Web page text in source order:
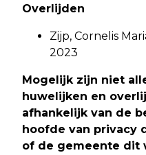
Overlijden
Zijp, Cornelis
2023
Mogelijk zijn niet
huwelijken en
afhankelijk van de
hoofde van privacy
of de gemeente dit